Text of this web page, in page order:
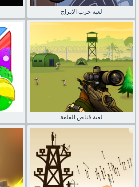
لعبة حرب الابراج
لعبة قناص القلعة